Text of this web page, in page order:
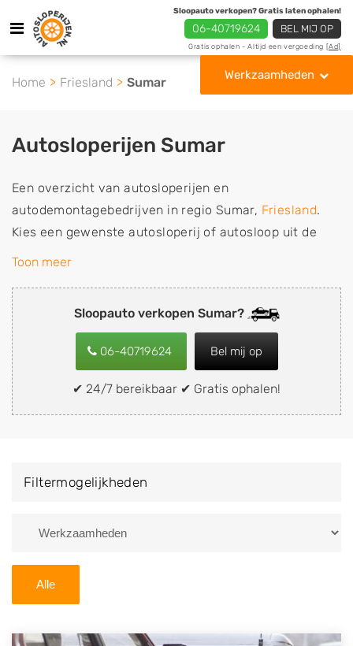
Sloopauto verkopen? Gratis laten ophalen!
06-40719624 BEL MIJ OP
Gratis ophalen - Altijd een vergoeding [Ad]
Werkzaamheden
Home Friesland Sumar
Sloopauto verkopen Sumar?
06-40719624 Bel mij op
✔ 24/7 bereikbaar ✔ Gratis ophalen!
Autosloperijen Sumar
Een overzicht van autosloperijen en
autodemontagebedrijven in regio Sumar, Friesland.
Kies een gewenste autosloperij of autosloop uit de
lijst die gespecialiseerd is in de verkoop van
de inkoop van sloopauto's, schadeauto's en
tweedehands auto's (ook zonder apk keuring). Wilt u
uw auto, camper, vrachtwagen, motor of brommobiel
snel en eenvoudig verkopen aan een
demontagebedrijf in de buurt, deze zelf wegbrengen
naar de sloop of deze liever laten ophalen op een
van Sumar en ontvang een vergoeding voor uw oude
Zoekt u liever naar een sloperij in een andere plaats of
U kunt er ook voor kiezen om direct uw sloopauto te
Toon meer
Filtermogelijkheden
Alle